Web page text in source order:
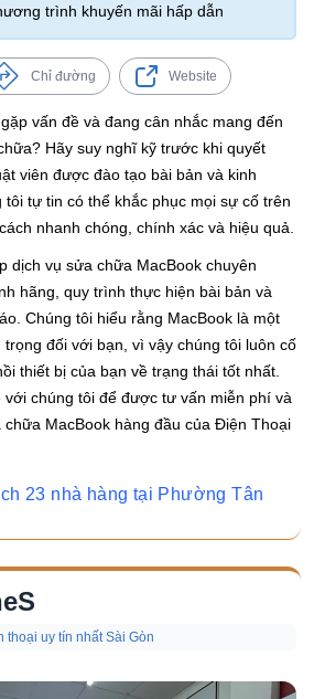
trình khuyến mãi hấp dẫn
Chỉ đường Website
vấn đề và đang cân nhắc mang đến
Hãy suy nghĩ kỹ trước khi quyết
viên được đào tạo bài bản và kinh
tôi tự tin có thể khắc phục mọi sự cố trên
nhanh chóng, chính xác và hiệu quả.
dịch vụ sửa chữa MacBook chuyên
hãng, quy trình thực hiện bài bản và
Chúng tôi hiểu rằng MacBook là một
đối với bạn, vì vậy chúng tôi luôn cố
thiết bị của bạn về trạng thái tốt nhất.
chúng tôi để được tư vấn miễn phí và
MacBook hàng đầu của Điện Thoại
23 nhà hàng tại Phường Tân
thoại uy tín nhất Sài Gòn